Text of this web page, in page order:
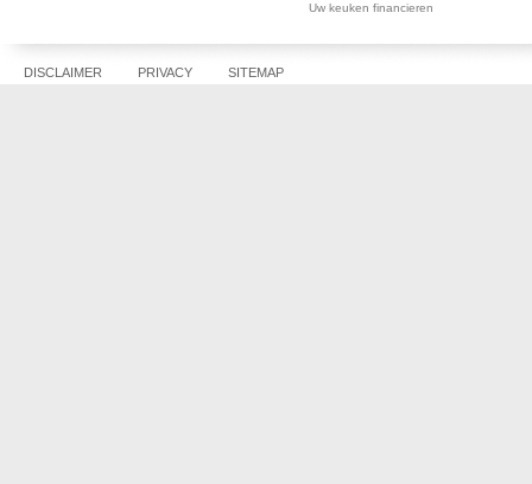
Uw keuken financieren
DISCLAIMER PRIVACY SITEMAP